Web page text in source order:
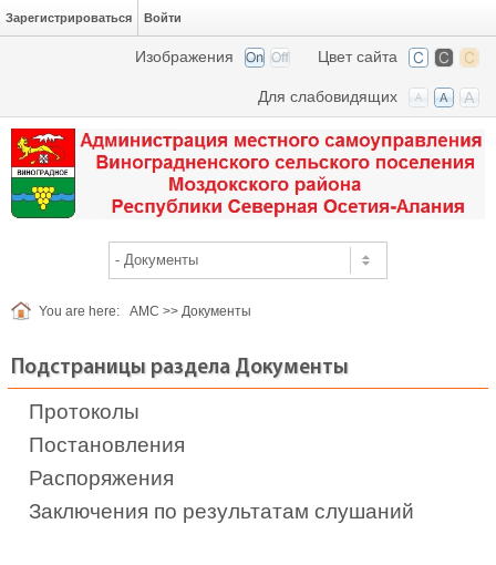
Зарегистрироваться Войти
Цвет сайта
Изображения
Для слабовидящих
You are here: АМС >> Документы
Подстраницы раздела Документы
Протоколы
Постановления
Распоряжения
Заключения по результатам слушаний